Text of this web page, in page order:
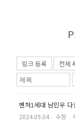
링크 등록 전체
벤처1세대 남민우
2024.09.04 ‧ 수정 ‧